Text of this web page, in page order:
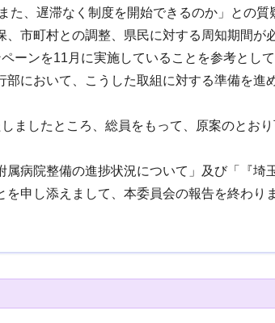
、遅滞なく制度を開始できるのか」との質
市町村との調整、県民に対する周知期間が
ンを11月に実施していることを参考として
において、こうした取組に対する準備を進
ましたところ、総員をもって、原案のとお
病院整備の進捗状況について」及び「『埼
申し添えまして、本委員会の報告を終わり